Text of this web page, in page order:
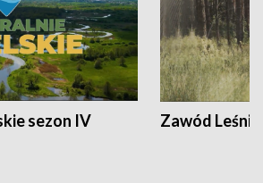
sezon IV Zawód Leśnik